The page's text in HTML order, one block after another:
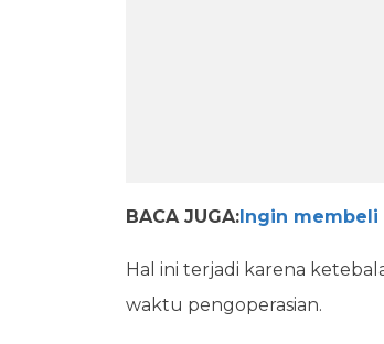
BACA JUGA: Ingin
Hal ini terjadi karena
waktu pengoperasian.